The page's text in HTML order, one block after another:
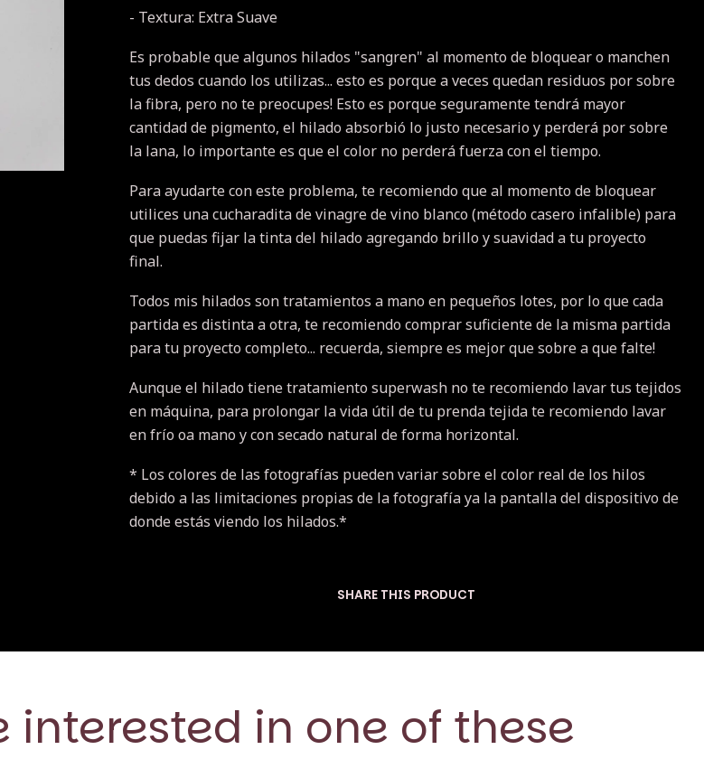
- Textura: Extra Suave
Es probable que algunos hilados "sangren" al momento de bloquear o manchen
tus dedos cuando los utilizas... esto es porque a veces quedan residuos por sobre
la fibra, pero no te preocupes! Esto es porque seguramente tendrá mayor
cantidad de pigmento, el hilado absorbió lo justo necesario y perderá por sobre
la lana, lo importante es que el color no perderá fuerza con el tiempo.
Para ayudarte con este problema, te recomiendo que al momento de bloquear
utilices una cucharadita de vinagre de vino blanco (método casero infalible) para
que puedas fijar la tinta del hilado agregando brillo y suavidad a tu proyecto
final.
Todos mis hilados son tratamientos a mano en pequeños lotes, por lo que cada
partida es distinta a otra, te recomiendo comprar suficiente de la misma partida
para tu proyecto completo... recuerda, siempre es mejor que sobre a que falte!
Aunque el hilado tiene tratamiento superwash no te recomiendo lavar tus tejidos
en máquina, para prolongar la vida útil de tu prenda tejida te recomiendo lavar
en frío oa mano y con secado natural de forma horizontal.
* Los colores de las fotografías pueden variar sobre el color real de los hilos
debido a las limitaciones propias de la fotografía ya la pantalla del dispositivo de
donde estás viendo los hilados.*
SHARE THIS PRODUCT
interested in one of these